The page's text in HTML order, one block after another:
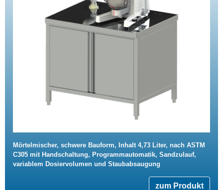
Mörtelmischer, schwere Bauform, Inhalt 4,73 Liter, nach ASTM
C305 mit Handschaltung, Programmautomatik, Sandzulauf,
variablem Dosiervolumen und Staubabsaugung
zum Produkt